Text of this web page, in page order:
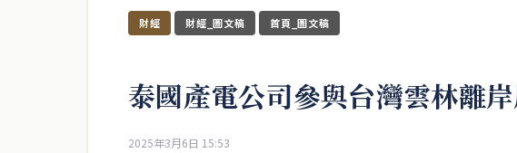
財經 財經_圖文稿 首頁_圖文稿
泰國產電公司參與台灣雲林離
2025年3月6日 15:53